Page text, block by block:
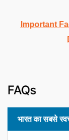
Important
FAQs
भारत का सबसे